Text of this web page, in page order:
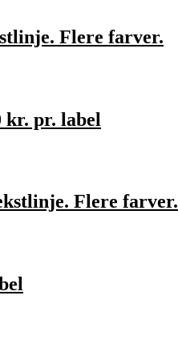
Flere farver.
kr. pr. label
Flere farver.